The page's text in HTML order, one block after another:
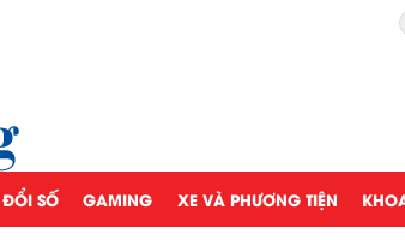
SỐ GAMING XE VÀ PHƯƠNG TIỆN